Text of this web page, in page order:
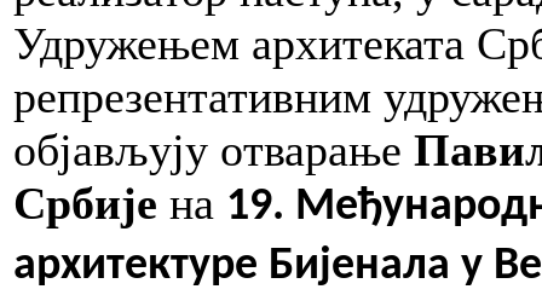
Удружењем архитеката
репрезентативним
објављују oтварање
Србије на 19.
архитектуре Бијенала у